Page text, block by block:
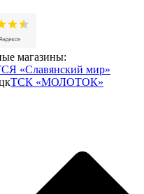
магазины:
«Славянский мир»
ТСК «МОЛОТОК»